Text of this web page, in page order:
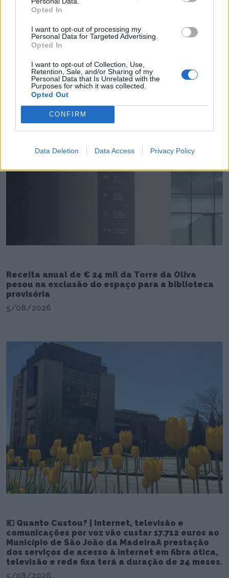
Opted In
I want to opt-out of processing my
Personal Data for Targeted Advertising.
Opted In
I want to opt-out of Collection, Use,
Retention, Sale, and/or Sharing of my
Personal Data that Is Unrelated with the
Purposes for which it was collected.
Opted Out
CONFIRM
Data Deletion Data Access Privacy Policy
Esposa do presidente do PS de Oliveira de
Azeméis investigada pela IGAS por conflito de
interesses
Receita anual de € 24 mil da Torre da Oliva
pesou na exclusão do espaço para a biblioteca
provisória
5/08/2026
💶 Quanto Custou? | Internet, televisão e
comunicações por voz vão custar 17.712 euros ao
Município de São João da MadeiraA prestação
dos serviços de acesso à internet em fibra ótica,
televisão e rede fixa terá a duração de 24 meses.
5/08/2026